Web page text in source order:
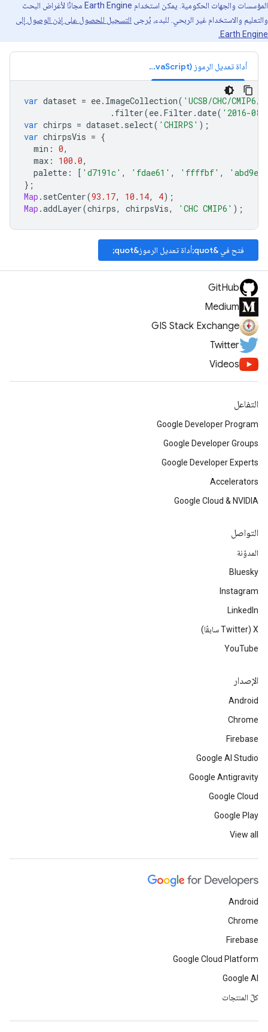
المؤسسات والجهات الحكومية. يمكن استخدام Earth Engine مجانًا لأغراض البحث
والتعليم والاستخدام غير الربحي. للبدء، يُرجى التسجيل للحصول على إذن الوصول إلى
Earth Engine.
أداة تعديل الرموز (JavaScript)
var dataset = ee. ImageCollection( 'UCSB/CHC/CMIP6/
. filter(ee. Filter .date( '2016-
var chirps = dataset. select( 'CHIRPS' );
var chirpsVis = {
min : 0,
max : 100.0,
palette : [ 'd7191c' , 'fdae61' , 'ffffbf' ,
'abd9e9'
};
Map . setCenter(93.17, 10.14, 4);
Map .addLayer(chirps, chirpsVis, 'CHC CMIP6' );
فتح في &quot;أداة تعديل الرموز&quot;
GitHub
Medium
GIS Stack Exchange
Twitter
Videos
التفاعل
Google Developer Program
Google Developer Groups
Google Developer Experts
Accelerators
Google Cloud & NVIDIA
التواصل
المدوّنة
Bluesky
Instagram
LinkedIn
‫X ‏(Twitter سابقًا)
YouTube
الإصدار
Android
Chrome
Firebase
Google AI Studio
Google Antigravity
Google Cloud
Google Play
View all
Android
Chrome
Firebase
Google Cloud Platform
Google AI
كلّ المنتجات